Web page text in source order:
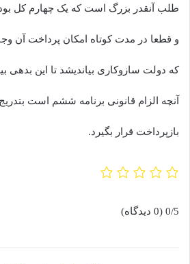
طلب آنقدر بزرگ است که یک چهارم کل
و قطعا در مدت کوتاه امکان پرداخت آن
که دولت سازوکاری بیاندیشد تا این بدهی
آنچه الزام قانونی برنامه ششم است
بازپرداخت قرار بگیرد.
0/5 (0 دیدگاه)